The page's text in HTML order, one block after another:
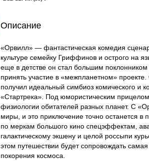
Описание
«Орвилл» — фантастическая комедия
культуре семейку Гриффинов и острого на
еще в детстве он стал большим поклонником
принять участие в «межпланетном»
получил идеальный симбиоз комического и
«Стартрека». Под юмористическим
физиологии обитателей разных планет. С
миры, и это приключение точно останется
по меркам большого кино спецэффектам,
галактическому экшену и целой россыпи
этом путешествии будет сопровождать
покорения космоса.